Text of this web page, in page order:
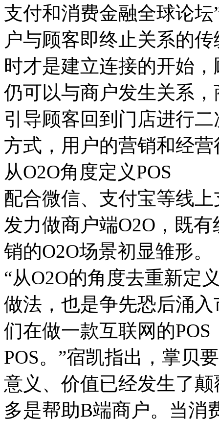
支付和消费金融全球论
户与顾客即终止关系的
时才是建立连接的开始
仍可以与商户发生关系
引导顾客回到门店进行
方式，用户的营销和经
从O2O角度定义POS
配合微信、支付宝等线
发力做商户端O2O，既
销的O2O场景初显雏形。
“从O2O的角度去重新定
做法，也是争先恐后涌
们在做一款互联网的
POS。”宿凯指出，掌贝
意义、价值已经发生了
多是帮助B端商户。当消